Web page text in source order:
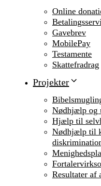
Online
Gavebrev
MobilePay
Testamente
Skattefradrag
Projekter
Nødhjælp og
Hjælp til
Nødhjælp til
Resultater af